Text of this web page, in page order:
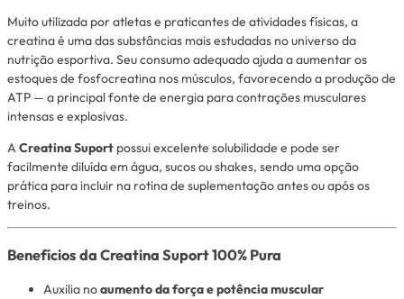
Muito utilizada por atletas e praticantes de atividades físicas, a
creatina é uma das substâncias mais estudadas no universo da
nutrição esportiva. Seu consumo adequado ajuda a aumentar os
estoques de fosfocreatina nos músculos, favorecendo a produção de
ATP — a principal fonte de energia para contrações musculares
intensas e explosivas.
A Creatina Suport possui excelente solubilidade e pode ser
facilmente diluída em água, sucos ou shakes, sendo uma opção
prática para incluir na rotina de suplementação antes ou após os
treinos.
Benefícios da Creatina Suport 100% Pura
Auxilia noaumento da força e potência muscular